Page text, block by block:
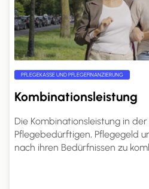
PFLEGEKASSE UND PFLEGEFINANZIERUNG
Kombinationsleistung
Die Kombinationsleistung in
Pflegebedürftigen, Pflegegeld
nach ihren Bedürfnissen zu